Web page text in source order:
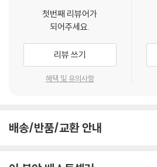
첫번째 리뷰어가
되어주세요.
리뷰 쓰기
혜택 및 유의사항
배송/반품/교환 안내